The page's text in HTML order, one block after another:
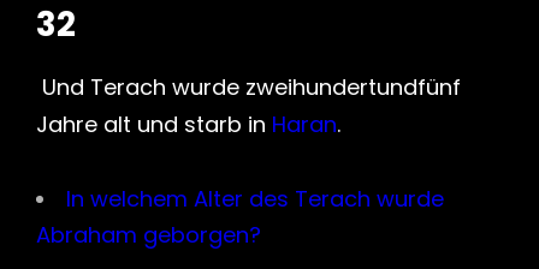
32
Und Terach wurde zweihundertundfünf
Jahre alt und starb in Haran.
In welchem Alter des Terach wurde
Abraham geborgen?